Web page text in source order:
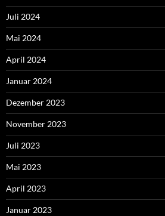
Juli 2024
Mai 2024
April 2024
Januar 2024
Dezember 2023
November 2023
Juli 2023
Mai 2023
April 2023
Januar 2023